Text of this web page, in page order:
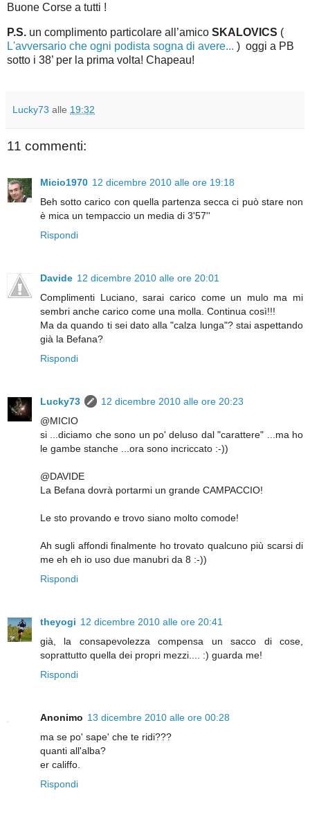
Buone Corse a tutti !
P.S. un complimento particolare all’amico SKALOVICS (
L'avversario che ogni podista sogna di avere... ) oggi a PB
sotto i 38’ per la prima volta! Chapeau!
Lucky73 alle 19:32
11 commenti:
Micio1970 12 dicembre 2010 alle ore 19:18
Beh sotto carico con quella partenza secca ci può stare non
è mica un tempaccio un media di 3'57''
Rispondi
Davide 12 dicembre 2010 alle ore 20:01
Complimenti Luciano, sarai carico come un mulo ma mi
sembri anche carico come una molla. Continua così!!!
Ma da quando ti sei dato alla "calza lunga"? stai aspettando
già la Befana?
Rispondi
Lucky73
12 dicembre 2010 alle ore 20:23
@MICIO
si ...diciamo che sono un po' deluso dal "carattere" ...ma ho
le gambe stanche ...ora sono incriccato :-))
@DAVIDE
La Befana dovrà portarmi un grande CAMPACCIO!
Le sto provando e trovo siano molto comode!
Ah sugli affondi finalmente ho trovato qualcuno più scarsi di
me eh eh io uso due manubri da 8 :-))
Rispondi
theyogi 12 dicembre 2010 alle ore 20:41
già, la consapevolezza compensa un sacco di cose,
soprattutto quella dei propri mezzi.... :) guarda me!
Rispondi
Anonimo 13 dicembre 2010 alle ore 00:28
ma se po' sape' che te ridi???
quanti all'alba?
er califfo.
Rispondi